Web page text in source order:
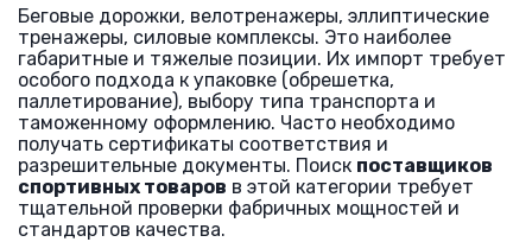
Беговые дорожки, велотренажеры, эллиптические
тренажеры, силовые комплексы. Это наиболее
габаритные и тяжелые позиции. Их импорт требует
особого подхода к упаковке (обрешетка,
паллетирование), выбору типа транспорта и
таможенному оформлению. Часто необходимо
получать сертификаты соответствия и
разрешительные документы. Поиск поставщиков
спортивных товаров в этой категории требует
тщательной проверки фабричных мощностей и
стандартов качества.